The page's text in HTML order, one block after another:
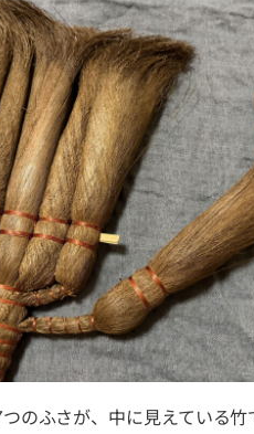
のふさが、中に見えている竹